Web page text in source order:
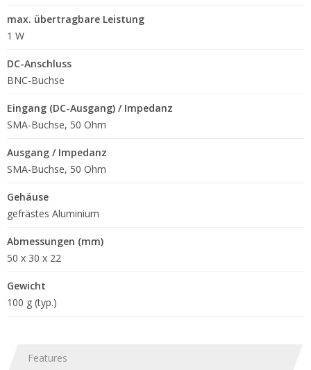
max. übertragbare Leistung
1 W
DC-Anschluss
BNC-Buchse
Eingang (DC-Ausgang) / Impedanz
SMA-Buchse, 50 Ohm
Ausgang / Impedanz
SMA-Buchse, 50 Ohm
Gehäuse
gefrästes Aluminium
Abmessungen (mm)
50 x 30 x 22
Gewicht
100 g (typ.)
Features